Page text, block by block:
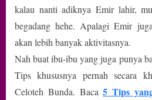
kalau nanti adiknya Emir lahir,
begadang hehe. Apalagi Emir
akan lebih banyak aktivitasnya.
Nah buat ibu-ibu yang juga punya
Tips khususnya pernah secara
Celoteh Bunda. Baca5 Tips